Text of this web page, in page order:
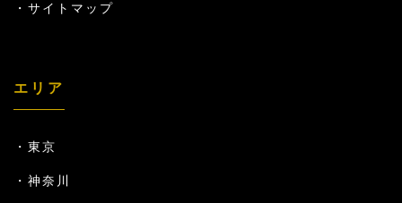
サイトマップ
エリア
東京
神奈川